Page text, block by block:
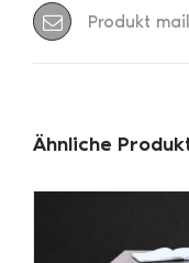
Produkt
Ähnliche